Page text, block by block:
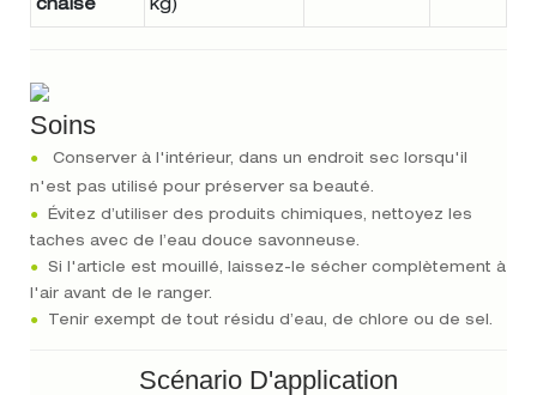
chaise
kg)
Soins
●
Conserver à l'intérieur, dans un endroit sec lorsqu'il
n'est pas utilisé pour préserver sa beauté.
●
Évitez d’utiliser des produits chimiques, nettoyez les
taches avec de l’eau douce savonneuse.
● Si l'article est mouillé, laissez-le sécher complètement à
l'air avant de le ranger.
●
Tenir exempt de tout résidu d’eau, de chlore ou de sel.
Scénario D'application